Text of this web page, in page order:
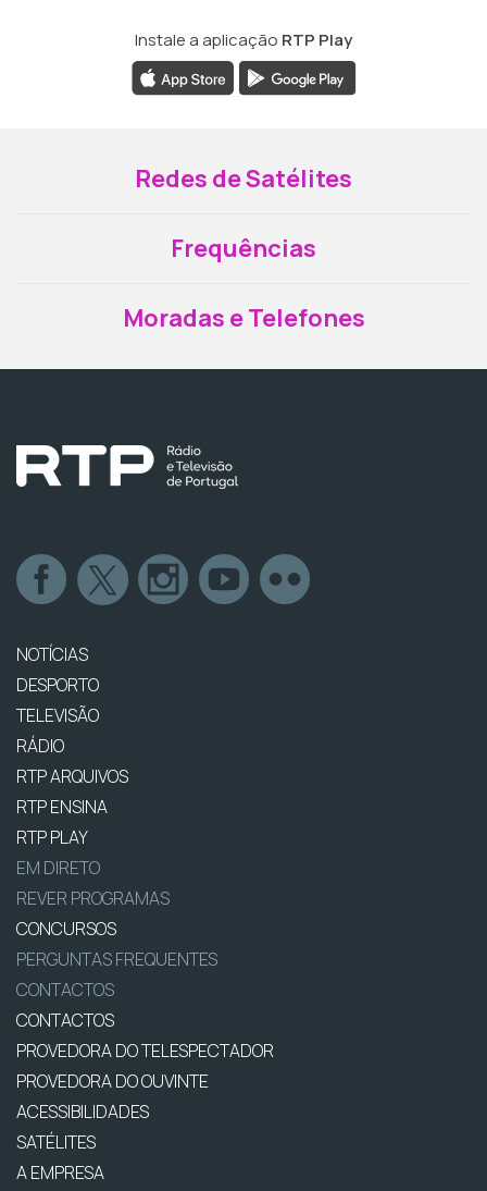
Instale a aplicação RTP Play
Redes de Satélites
Frequências
Moradas e Telefones
NOTÍCIAS
DESPORTO
TELEVISÃO
RÁDIO
RTP ARQUIVOS
RTP ENSINA
RTP PLAY
EM DIRETO
REVER PROGRAMAS
CONCURSOS
PERGUNTAS FREQUENTES
CONTACTOS
CONTACTOS
PROVEDORA DO TELESPECTADOR
PROVEDORA DO OUVINTE
ACESSIBILIDADES
SATÉLITES
A EMPRESA